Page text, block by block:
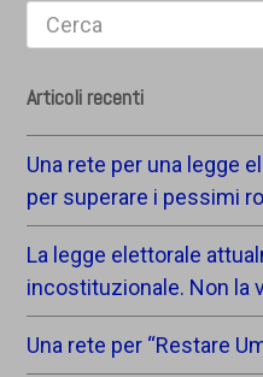
Search
Articoli recenti
Una rete per una legge
per superare i pessimi
La legge elettorale
incostituzionale. Non la
Una rete per “Restare